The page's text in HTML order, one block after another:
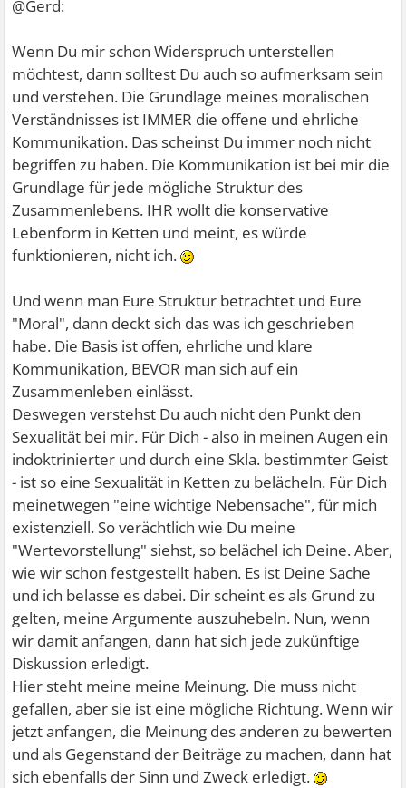
kennst du das von irgendwo Smilie
Zitat:
und wann fangen wir mal an, das "Vertrauen" zu geben
Dann, wenn er das Vertrauen verdient.....würde ich sagen
Hier trennen sich unsere Meinungen wieder einmal
gewaltig
@Gerd:
Wenn Du mir schon Widerspruch unterstellen
möchtest, dann solltest Du auch so aufmerksam sein
und verstehen. Die Grundlage meines moralischen
Verständnisses ist IMMER die offene und ehrliche
Kommunikation. Das scheinst Du immer noch nicht
begriffen zu haben. Die Kommunikation ist bei mir die
Grundlage für jede mögliche Struktur des
Zusammenlebens. IHR wollt die konservative
Lebenform in Ketten und meint, es würde
funktionieren, nicht ich.
Und wenn man Eure Struktur betrachtet und Eure
"Moral", dann deckt sich das was ich geschrieben
habe. Die Basis ist offen, ehrliche und klare
Kommunikation, BEVOR man sich auf ein
Zusammenleben einlässt.
Deswegen verstehst Du auch nicht den Punkt den
Sexualität bei mir. Für Dich - also in meinen Augen ein
indoktrinierter und durch eine Skla. bestimmter Geist
- ist so eine Sexualität in Ketten zu belächeln. Für Dich
meinetwegen "eine wichtige Nebensache", für mich
existenziell. So verächtlich wie Du meine
"Wertevorstellung" siehst, so belächel ich Deine. Aber,
wie wir schon festgestellt haben. Es ist Deine Sache
und ich belasse es dabei. Dir scheint es als Grund zu
gelten, meine Argumente auszuhebeln. Nun, wenn
wir damit anfangen, dann hat sich jede zukünftige
Diskussion erledigt.
Hier steht meine meine Meinung. Die muss nicht
gefallen, aber sie ist eine mögliche Richtung. Wenn wir
jetzt anfangen, die Meinung des anderen zu bewerten
und als Gegenstand der Beiträge zu machen, dann hat
sich ebenfalls der Sinn und Zweck erledigt.